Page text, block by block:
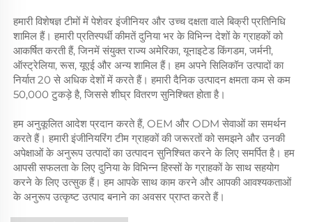
हमारी विशेषज्ञ टीमों में पेशेवर इंजीनियर और उच्च दक्षता वाले बिक्री प्रतिनिधि
शामिल हैं। हमारी प्रतिस्पर्धी कीमतें दुनिया भर के विभिन्न देशों के ग्राहकों को
आकर्षित करती हैं, जिनमें संयुक्त राज्य अमेरिका, यूनाइटेड किंगडम, जर्मनी,
ऑस्ट्रेलिया, रूस, यूएई और अन्य शामिल हैं। हम अपने सिलिकॉन उत्पादों का
निर्यात 20 से अधिक देशों में करते हैं। हमारी दैनिक उत्पादन क्षमता कम से कम
50,000 टुकड़े है, जिससे शीघ्र वितरण सुनिश्चित होता है।
हम अनुकूलित आदेश प्रदान करते हैं, OEM और ODM सेवाओं का समर्थन
करते हैं। हमारी इंजीनियरिंग टीम ग्राहकों की जरूरतों को समझने और उनकी
अपेक्षाओं के अनुरूप उत्पादों का उत्पादन सुनिश्चित करने के लिए समर्पित है। हम
आपसी सफलता के लिए दुनिया के विभिन्न हिस्सों के ग्राहकों के साथ सहयोग
करने के लिए उत्सुक हैं। हम आपके साथ काम करने और आपकी आवश्यकताओं
के अनुरूप उत्कृष्ट उत्पाद बनाने का अवसर प्राप्त करते हैं।